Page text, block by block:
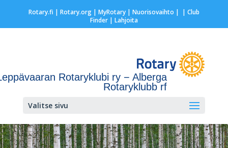
Rotary.fi | Rotary.org| MyRotary | Nuorisovaihto | | Club
Finder| Lahjoita
Rotaryklubi ry − Alberga
Rotaryklubb rf
Valitse sivu